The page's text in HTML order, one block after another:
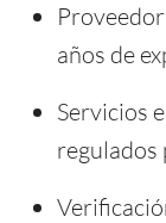
años de
Servicios
regulados